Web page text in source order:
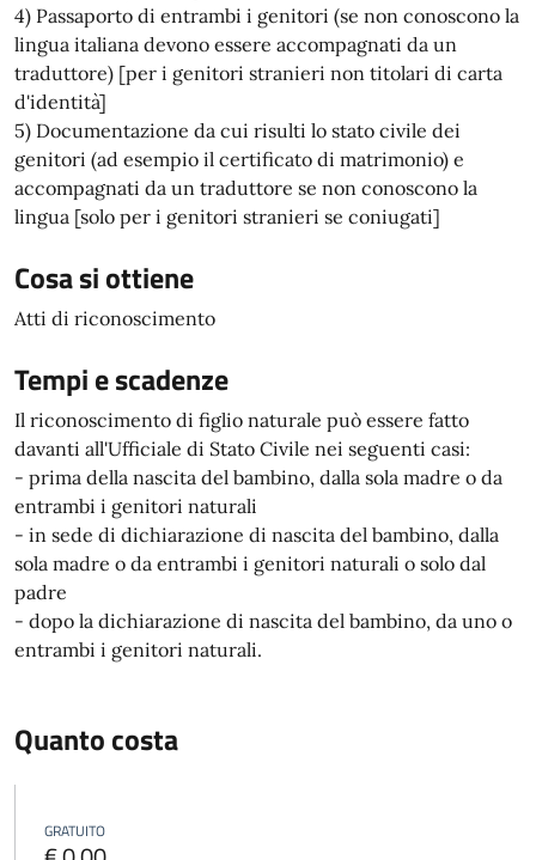
4) Passaporto di entrambi i genitori (se non conoscono la
lingua italiana devono essere accompagnati da un
traduttore) [per i genitori stranieri non titolari di carta
d'identità]
5) Documentazione da cui risulti lo stato civile dei
genitori (ad esempio il certificato di matrimonio) e
accompagnati da un traduttore se non conoscono la
lingua [solo per i genitori stranieri se coniugati]
Cosa si ottiene
Atti di riconoscimento
Tempi e scadenze
Il riconoscimento di figlio naturale può essere fatto
davanti all'Ufficiale di Stato Civile nei seguenti casi:
- prima della nascita del bambino, dalla sola madre o da
entrambi i genitori naturali
- in sede di dichiarazione di nascita del bambino, dalla
sola madre o da entrambi i genitori naturali o solo dal
padre
- dopo la dichiarazione di nascita del bambino, da uno o
entrambi i genitori naturali.
Quanto costa
GRATUITO